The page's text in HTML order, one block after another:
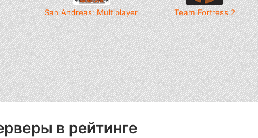
San Andreas: Multiplayer Team Fortress 2
в рейтинге